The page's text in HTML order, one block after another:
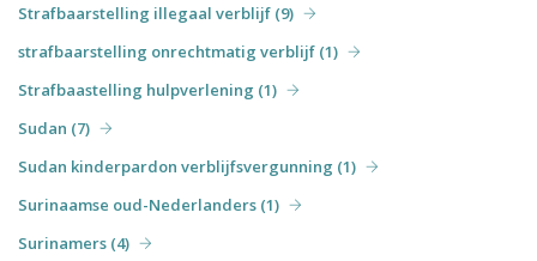
Strafbaarstelling illegaal verblijf (9)
strafbaarstelling onrechtmatig verblijf (1)
Strafbaastelling hulpverlening (1)
Sudan (7)
Sudan kinderpardon verblijfsvergunning (1)
Surinaamse oud-Nederlanders (1)
Surinamers (4)